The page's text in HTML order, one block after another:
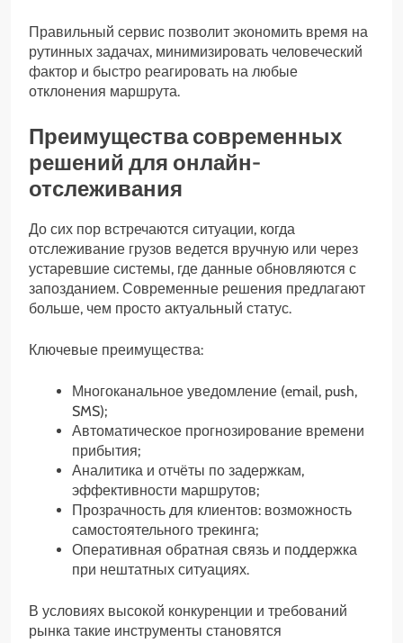
Правильный сервис позволит экономить время на
рутинных задачах, минимизировать человеческий
фактор и быстро реагировать на любые
отклонения маршрута.
Преимущества современных
решений для онлайн-
отслеживания
До сих пор встречаются ситуации, когда
отслеживание грузов ведется вручную или через
устаревшие системы, где данные обновляются с
запозданием. Современные решения предлагают
больше, чем просто актуальный статус.
Ключевые преимущества:
Многоканальное уведомление (email, push,
SMS);
Автоматическое прогнозирование времени
прибытия;
Аналитика и отчёты по задержкам,
эффективности маршрутов;
Прозрачность для клиентов: возможность
самостоятельного трекинга;
Оперативная обратная связь и поддержка
при нештатных ситуациях.
В условиях высокой конкуренции и требований
рынка такие инструменты становятся